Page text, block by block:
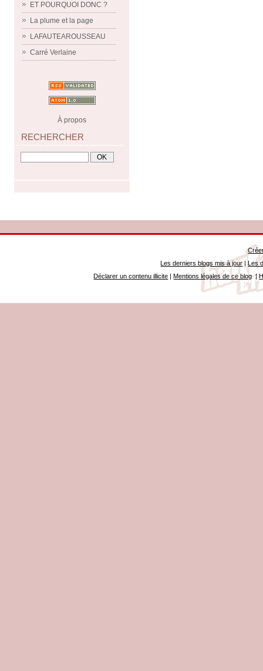
ET POURQUOI DONC ?
La plume et la page
LAFAUTEAROUSSEAU
Carré Verlaine
À propos
RECHERCHER
Les derniers blogs mis à jour |Les
Déclarer un contenu illicite |Mentions légales de ce blog|